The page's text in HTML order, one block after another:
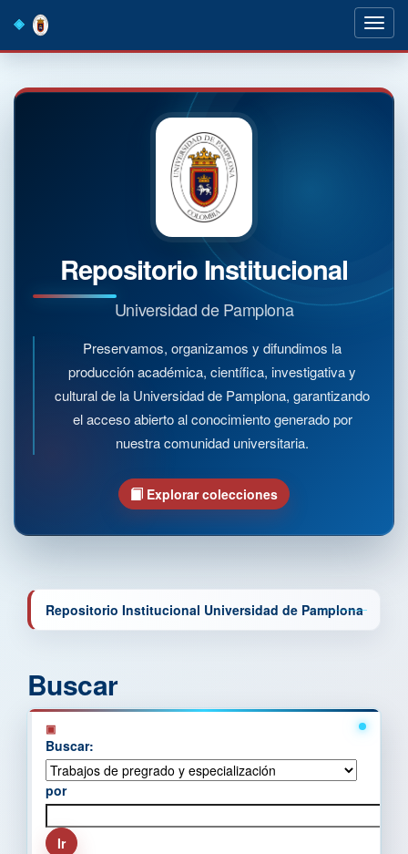
navigation
Repositorio Institucional
Universidad de Pamplona
Preservamos, organizamos y difundimos la
producción académica, científica, investigativa y
cultural de la Universidad de Pamplona, garantizando
el acceso abierto al conocimiento generado por
nuestra comunidad universitaria.
Explorar colecciones
Repositorio Institucional Universidad de Pamplona
Buscar
Buscar:
por